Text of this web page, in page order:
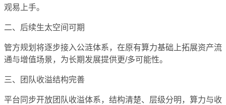
观易上手。
二、后续生太空间可期
管方规划将逐步接入公涟体系，在原有算力基础上拓展资产流
通与增值场景，为长期发展提供更/多可能性。
三、团队收溢结构完善
平台同步开放团队收溢体系，结构清楚、层级分明，算力与收